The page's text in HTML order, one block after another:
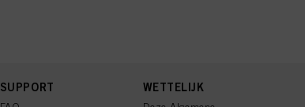
SUPPORT WETTELIJK